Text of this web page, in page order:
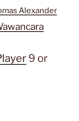
Alexander
9 or